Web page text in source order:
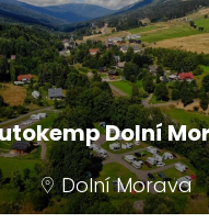
ubytování
výhledem na Králický
hory i Jeseníky.
Dolní
Dolní Morava